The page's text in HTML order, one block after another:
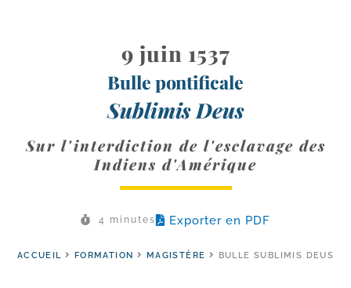
9 juin 1537
Bulle pontificale
Sublimis Deus
Sur l'interdiction de l'esclavage des
Indiens d'Amérique
4 minutes Exporter en PDF
ACCUEIL FORMATION MAGISTÈRE BULLE SUBLIMIS DEUS